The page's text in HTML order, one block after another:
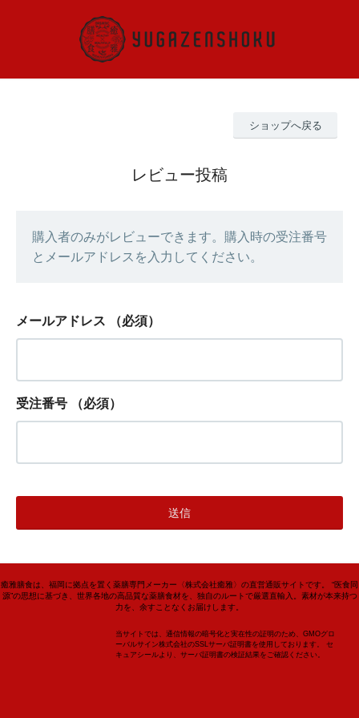
ショップへ戻る
レビュー投稿
購入者のみがレビューできます。購入時の受注番号
とメールアドレスを入力してください。
メールアドレス （必須）
受注番号 （必須）
癒雅膳食は、福岡に拠点を置く薬膳専門メーカー〈株式会社癒雅〉の直営通販サイトです。 “医食同
源”の思想に基づき、世界各地の高品質な薬膳食材を、独自のルートで厳選直輸入。素材が本来持つ
力を、余すことなくお届けします。
当サイトでは、通信情報の暗号化と実在性の証明のため、GMOグロ
ーバルサイン株式会社のSSLサーバ証明書を使用しております。 セ
キュアシールより、サーバ証明書の検証結果をご確認ください。